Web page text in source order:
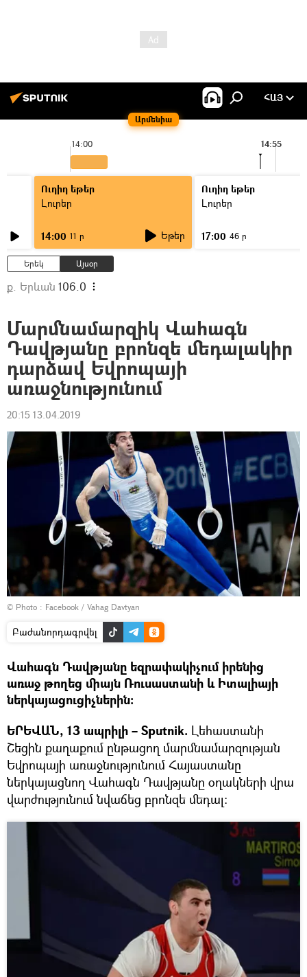
Արմենիա
ՀԱՅ
14:00 14:55
Ուղիղ եթեր
Լուրեր
14:00 11 ր Եթեր
Ուղիղ եթեր
Լուրեր
17:00 46 ր
Երեկ Այսօր
ք. Երևան 106.0
Մարմնամարզիկ Վահագն
Դավթյանը բրոնզե մեդալակիր
դարձավ Եվրոպայի
առաջնությունում
20:15 13.04.2019
© Photo : Facebook / Vahag Davtyan
Բաժանորդագրվել
Վահագն Դավթյանը եզրափակիչում իրենից
առաջ թողեց միայն Ռուսաստանի և Իտալիայի
ներկայացուցիչներին:
ԵՐԵՎԱՆ, 13 ապրիլի – Sputnik. Լեհաստանի
Շեցին քաղաքում ընթացող մարմնամարզության
Եվրոպայի առաջնությունում Հայաստանը
ներկայացնող Վահագն Դավթյանը օղակների վրա
վարժությունում նվաճեց բրոնզե մեդալ: